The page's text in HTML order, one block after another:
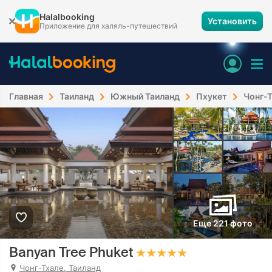
Halalbooking
Приложение для халяль-путешествий Установить
Главная Таиланд Южный Таиланд Пхукет Чонг-
Еще 221 фото
Banyan Tree Phuket
Чонг-Тхале, Таиланд